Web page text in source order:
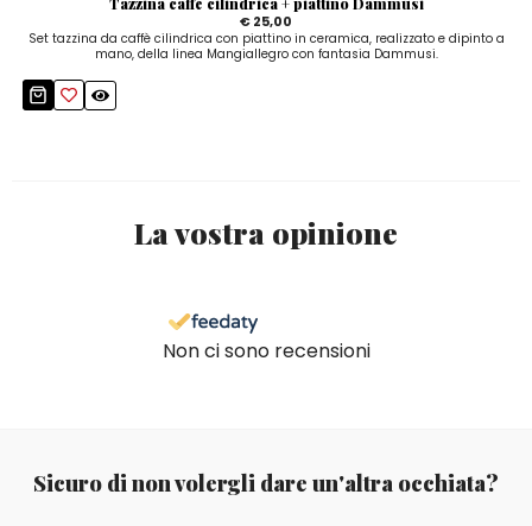
€ 25,00
Set tazzina da caffè cilindrica con piattino in ceramica, realizzato e dipinto a
mano, della linea Mangiallegro con fantasia Dammusi.
La vostra opinione
Non ci sono recensioni
Sicuro di non volergli dare un'altra occhiata?